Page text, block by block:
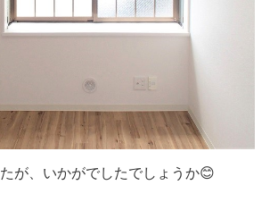
が、いかがでしたでしょうか😊